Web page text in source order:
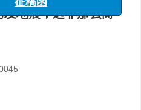
地震，远非那么简